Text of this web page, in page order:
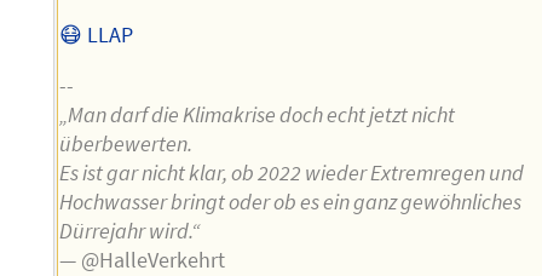
😷 LLAP
--
„Man darf die Klimakrise doch echt jetzt nicht
überbewerten.
Es ist gar nicht klar, ob 2022 wieder Extremregen und
Hochwasser bringt oder ob es ein ganz gewöhnliches
Dürrejahr wird.“
— @HalleVerkehrt